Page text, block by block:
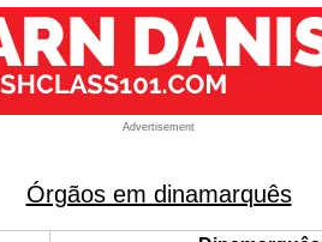
Advertisement
Órgãos em dinamarquês